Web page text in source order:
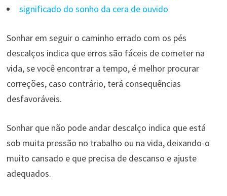
significado do sonho da cera de ouvido
Sonhar em seguir o caminho errado com os pés
descalços indica que erros são fáceis de cometer na
vida, se você encontrar a tempo, é melhor procurar
correções, caso contrário, terá consequências
desfavoráveis.
Sonhar que não pode andar descalço indica que está
sob muita pressão no trabalho ou na vida, deixando-o
muito cansado e que precisa de descanso e ajuste
adequados.